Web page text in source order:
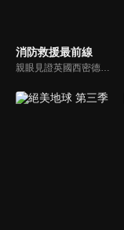
消防救援最前線
親眼見證英國西密德蘭區各消防機構的工作，他們處理從威脅生命的住宅火災到道路交通事故等各種緊急情況。